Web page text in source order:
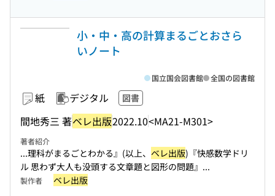
小・中・高の計算まるごとおさら
いノート
紙 デジタル 図書
間地秀三 著ベレ出版2022.10<MA21-M301>
国立国会図書館 全国の図書館
著者紹介
...理科がまるごとわかる』(以上、 ベレ出版)『快感数学ドリ
ル 思わず大人も没頭する文章題と図形の問題』...
製作者 ベレ出版